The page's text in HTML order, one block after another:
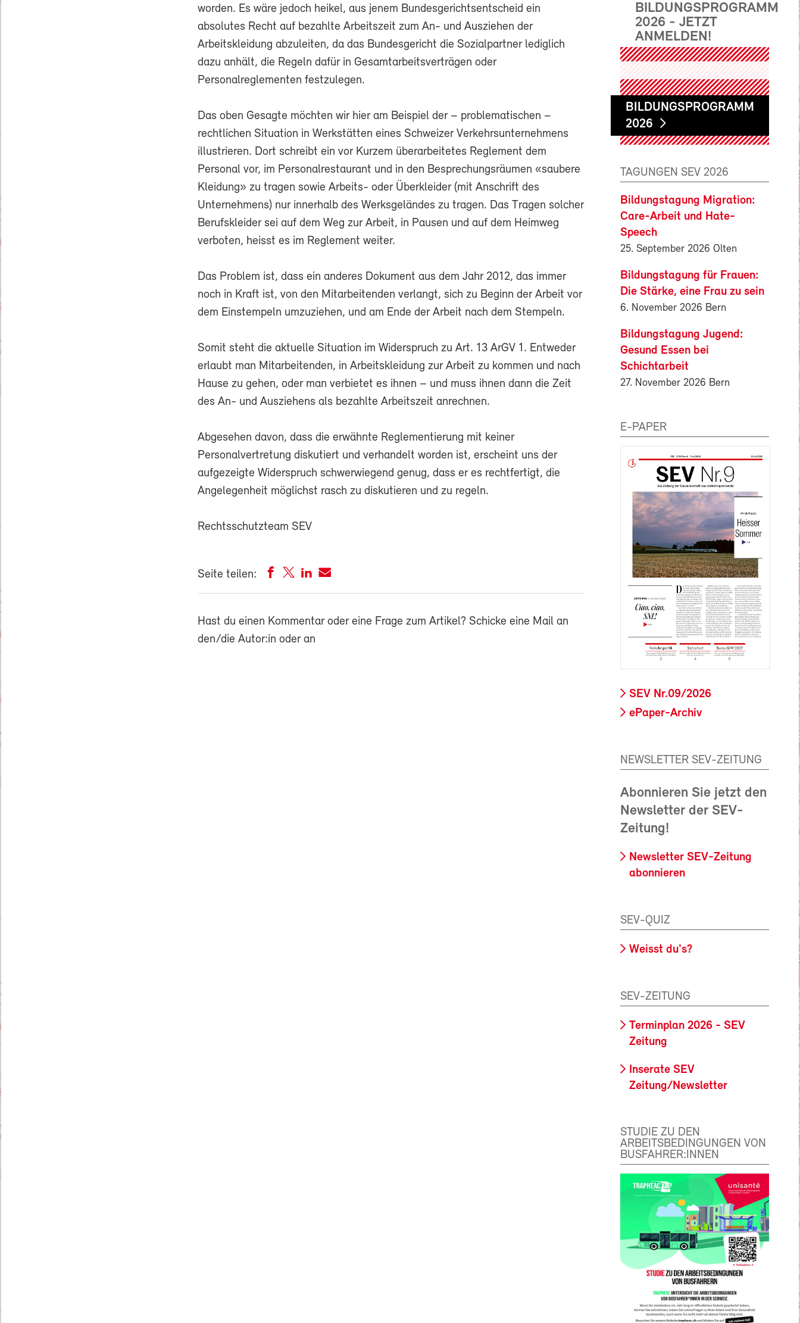
worden. Es wäre jedoch heikel, aus jenem Bundesgerichtsentscheid ein
absolutes Recht auf bezahlte Arbeitszeit zum An- und Ausziehen der
Arbeitskleidung abzuleiten, da das Bundesgericht die Sozialpartner lediglich
dazu anhält, die Regeln dafür in Gesamtarbeitsverträgen oder
Personalreglementen festzulegen.
Das oben Gesagte möchten wir hier am Beispiel der – problematischen –
rechtlichen Situation in Werkstätten eines Schweizer Verkehrsunternehmens
illustrieren. Dort schreibt ein vor Kurzem überarbeitetes Reglement dem
Personal vor, im Personalrestaurant und in den Besprechungsräumen «saubere
Kleidung» zu tragen sowie Arbeits- oder Überkleider (mit Anschrift des
Unternehmens) nur innerhalb des Werksgeländes zu tragen. Das Tragen solcher
Berufskleider sei auf dem Weg zur Arbeit, in Pausen und auf dem Heimweg
verboten, heisst es im Reglement weiter.
Das Problem ist, dass ein anderes Dokument aus dem Jahr 2012, das immer
noch in Kraft ist, von den Mitarbeitenden verlangt, sich zu Beginn der Arbeit vor
dem Einstempeln umzuziehen, und am Ende der Arbeit nach dem Stempeln.
Somit steht die aktuelle Situation im Widerspruch zu Art. 13 ArGV 1. Entweder
erlaubt man Mitarbeitenden, in Arbeitskleidung zur Arbeit zu kommen und nach
Hause zu gehen, oder man verbietet es ihnen – und muss ihnen dann die Zeit
des An- und Ausziehens als bezahlte Arbeitszeit anrechnen.
Abgesehen davon, dass die erwähnte Reglementierung mit keiner
Personalvertretung diskutiert und verhandelt worden ist, erscheint uns der
aufgezeigte Widerspruch schwerwiegend genug, dass er es rechtfertigt, die
Angelegenheit möglichst rasch zu diskutieren und zu regeln.
Rechtsschutzteam SEV
Seite teilen:
Hast du einen Kommentar oder eine Frage zum Artikel? Schicke eine Mail an
den/die Autor:in oder an
BILDUNGSPROGRAMM
2026 - JETZT
ANMELDEN!
BILDUNGSPROGRAMM
2026
TAGUNGEN SEV 2026
Bildungstagung Migration:
Care-Arbeit und Hate-
Speech
25. September 2026 Olten
Bildungstagung für Frauen:
Die Stärke, eine Frau zu sein
6. November 2026 Bern
Bildungstagung Jugend:
Gesund Essen bei
Schichtarbeit
27. November 2026 Bern
E-PAPER
SEV Nr.09/2026
ePaper-Archiv
NEWSLETTER SEV-ZEITUNG
Abonnieren Sie jetzt den
Newsletter der SEV-
Zeitung!
Newsletter SEV-Zeitung
abonnieren
SEV-QUIZ
Weisst du's?
SEV-ZEITUNG
Terminplan 2026 - SEV
Zeitung
Inserate SEV
Zeitung/Newsletter
STUDIE ZU DEN
ARBEITSBEDINGUNGEN VON
BUSFAHRER:INNEN